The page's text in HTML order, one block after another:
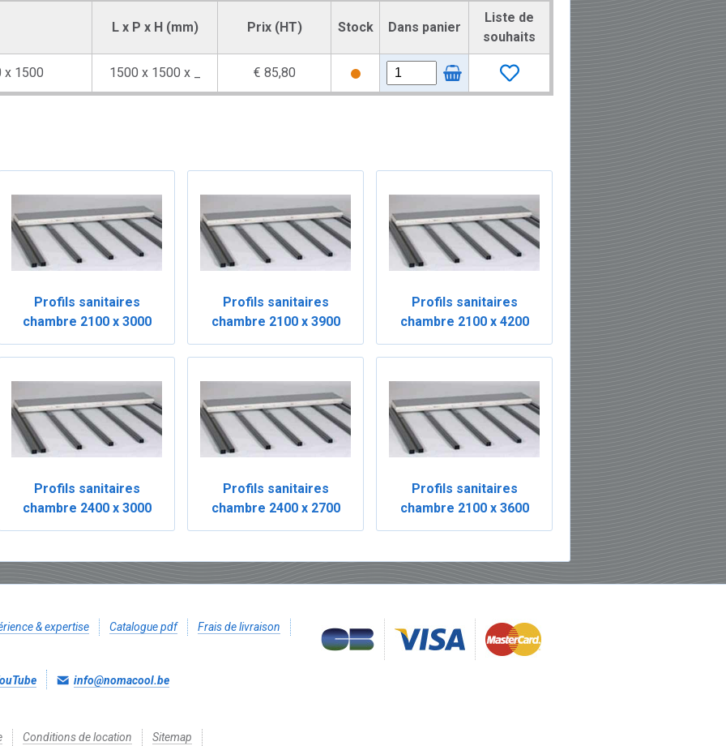
L x P x H (mm) Prix (HT) Stock Dans panier
Liste de
souhaits
x 1500 1500 x 1500 x _ € 85,80
Profils sanitaires
chambre 2100 x 3000
Profils sanitaires
chambre 2100 x 3900
Profils sanitaires
chambre 2100 x 4200
Profils sanitaires
chambre 2400 x 3000
Profils sanitaires
chambre 2400 x 2700
Profils sanitaires
chambre 2100 x 3600
& expertise Catalogue pdf
Frais de livraison
info@nomacool.be
Conditions de location Sitemap